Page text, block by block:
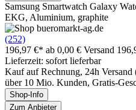
Samsung Smartwatch Galaxy
EKG, Aluminium, graphite
(252)
196,97 €* ab 0,00 € Versand
Lieferzeit: sofort lieferbar
Kauf auf Rechnung, 24h
über 10 Mio. Kunden, Gratis-
Shop-Info
Zum Anbieter